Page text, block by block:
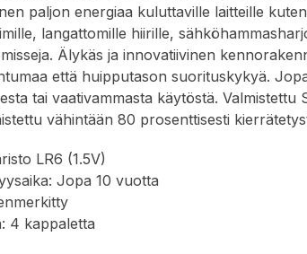
paljon energiaa kuluttaville laitteille
langattomille hiirille,
Älykäs ja innovatiivinen
että huipputason suorituskykyä.
tai vaativammasta käytöstä.
vähintään 80 prosenttisesti
LR6 (1.5V)
Jopa 10 vuotta
4 kappaletta